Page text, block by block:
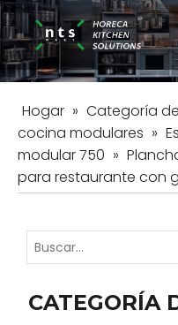
Hogar » Categoría
cocina modulares »
modular 750 »
para restaurante con
CATEGORÍA